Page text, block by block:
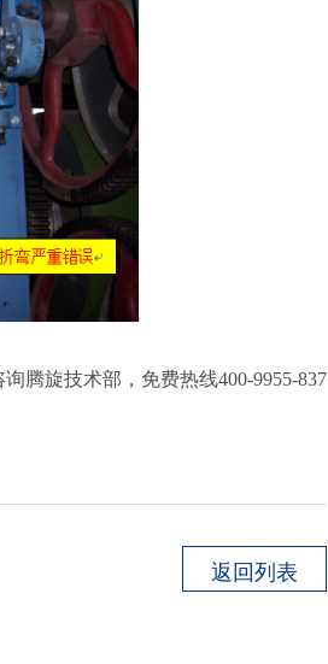
腾旋技术部，免费热线400-9955-837
返回列表